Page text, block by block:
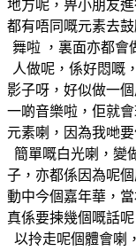
地方呢，畀小朋友
都有唔同嘅元素去
舞啦 ，裏面亦都會
人做呢，係好悶嘅
影子呀，好似做一
一啲音樂啦，佢就
元素喇，因為我哋
簡單嘅白光喇，變
子，亦都係因為呢
動中今個嘉年華，
真係要揀幾個嘅話
以拎走呢個體會喇